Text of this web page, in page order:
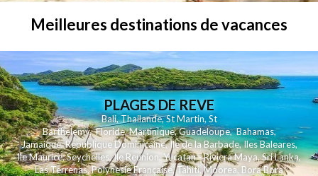
Meilleures destinations de vacances
PLAGES DE REVE
Bali,Thailande,St Martin,St
Barthelemy,Floride,Martinique,Guadeloupe,Bahamas,
Jamaique,Republique Dominicaine,Ile de la Barbade,Iles Baleares,
Ile Maurice,Seychelles,Ile Reunion ,Yucatan - Riviera Maya,Sri Lanka,
Las Terrenas,Polynesie Française,Tahiti,Moorea, Bora Bora